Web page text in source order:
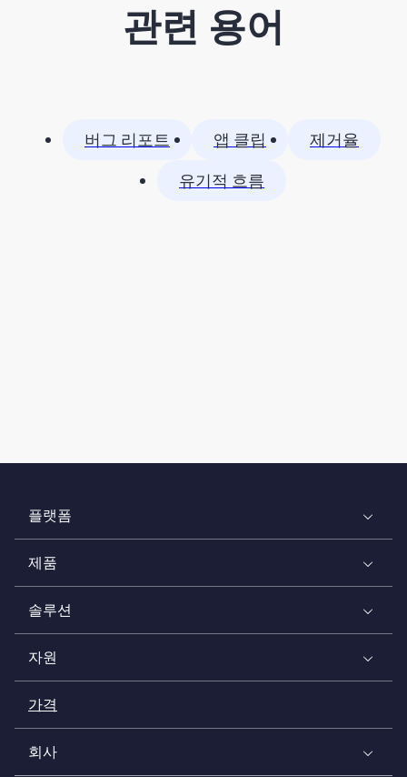
관련 용어
버그 리포트 앱 클립
제거율
유기적 흐름
플랫폼
제품
솔루션
자원
가격
회사